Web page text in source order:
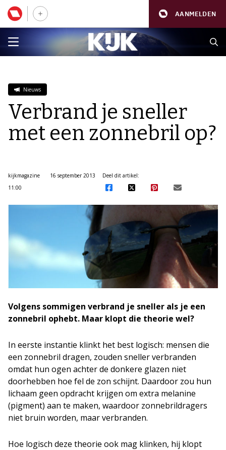
AANMELDEN
Nieuws
Verbrand je sneller
met een zonnebril op?
kijkmagazine
16 september 2013
11:00
Deel dit artikel:
Volgens sommigen verbrand je sneller als je een
zonnebril ophebt. Maar klopt die theorie wel?
In eerste instantie klinkt het best logisch: mensen die
een zonnebril dragen, zouden sneller verbranden
omdat hun ogen achter de donkere glazen niet
doorhebben hoe fel de zon schijnt. Daardoor zou hun
lichaam geen opdracht krijgen om extra melanine
(pigment) aan te maken, waardoor zonnebrildragers
niet bruin worden, maar verbranden.
Hoe logisch deze theorie ook mag klinken, hij klopt